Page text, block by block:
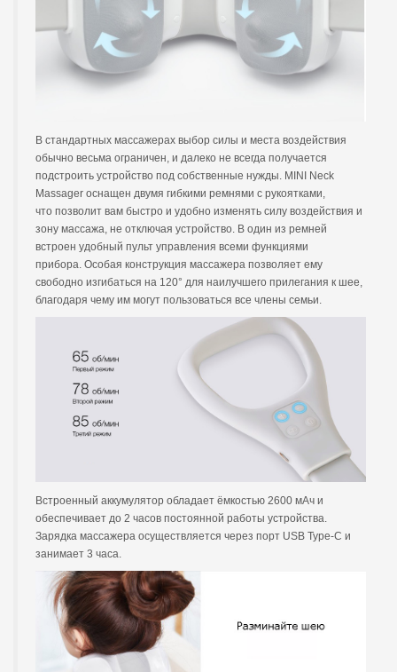
В стандартных массажерах выбор силы и места воздействия
обычно весьма ограничен, и далеко не всегда получается
подстроить устройство под собственные нужды. MINI Neck
Massager оснащен двумя гибкими ремнями с рукоятками,
что позволит вам быстро и удобно изменять силу воздействия и
зону массажа, не отключая устройство. В один из ремней
встроен удобный пульт управления всеми функциями
прибора. Особая конструкция массажера позволяет ему
свободно изгибаться на 120° для наилучшего прилегания к шее,
благодаря чему им могут пользоваться все члены семьи.
Встроенный аккумулятор обладает ёмкостью 2600 мАч и
обеспечивает до 2 часов постоянной работы устройства.
Зарядка массажера осуществляется через порт USB Type-C и
занимает 3 часа.